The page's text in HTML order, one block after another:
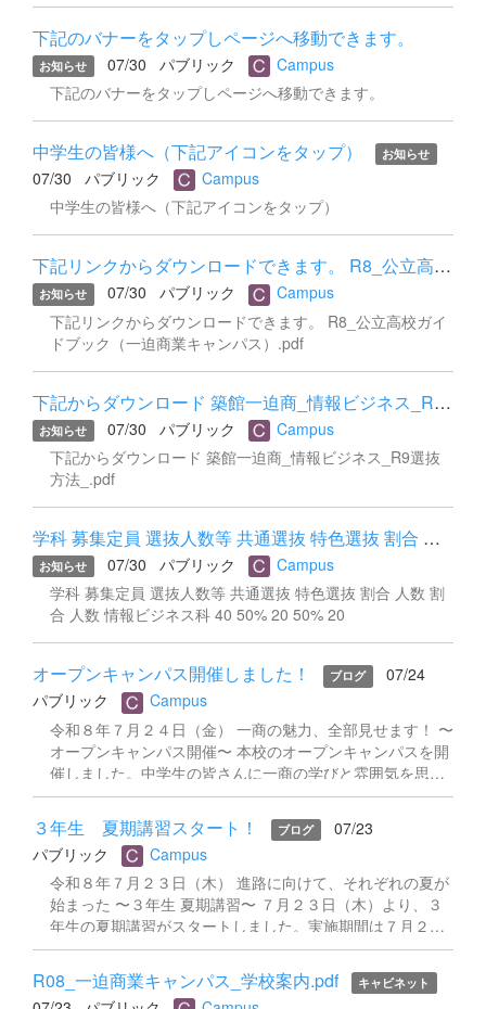
入れてくださった事業所の皆さま、お忙しい中ご対応いた
だき誠にありがとうございました。 第２回インターンシッ
プ（11月実施）に向けて、生徒たちはさらに成長した姿で
お世話になります。 引き続きどうぞよろしくお願いいたし
ます。
下記のバナーをタップしページへ移動できます。
お知らせ 07/30 パブリック
Campus
下記のバナーをタップしページへ移動できます。
中学生の皆様へ（下記アイコンをタップ） お知らせ
07/30 パブリック
Campus
中学生の皆様へ（下記アイコンをタップ）
下記リンクからダウンロードできます。 R8_公立高校ガイドブック...
お知らせ 07/30 パブリック
Campus
下記リンクからダウンロードできます。 R8_公立高校ガイ
ドブック（一迫商業キャンパス）.pdf
下記からダウンロード 築館一迫商_情報ビジネス_R9選抜方法_.pdf
お知らせ 07/30 パブリック
Campus
下記からダウンロード 築館一迫商_情報ビジネス_R9選抜
方法_.pdf
学科 募集定員 選抜人数等 共通選抜 特色選抜 割合 人数 割合...
お知らせ 07/30 パブリック
Campus
学科 募集定員 選抜人数等 共通選抜 特色選抜 割合 人数 割
合 人数 情報ビジネス科 40 50% 20 50% 20
オープンキャンパス開催しました！ ブログ
07/24
パブリック
Campus
令和８年７月２４日（金） 一商の魅力、全部見せます！ 〜
オープンキャンパス開催〜 本校のオープンキャンパスを開
催しました。中学生の皆さんに一商の学びと雰囲気を思う
存分体験していただける一日となりました。 学校説明では
商業科目の魅力と学びの内容をご紹介し、生徒会から行事
説明、その後は在校生と一緒に校舎見学を行いました。体
験授業は２コースを用意。 「地域デザイン」では、カント
リーサインを題材に地域の魅力をデザインで表現する授業
を体験。 「プログラミング」では、テトリスのソースコー
ドを実際に修正し、色合いや落下速度を自分好みに改変す
るという本格的な内容に、参加者の皆さんも夢中で取り組
んでいました。 締めくくりは生徒が自ら制作した部活動紹
介動画。在校生のリアルな声と映像が、一商の日常をいき
３年生 夏期講習スタート！ ブログ
07/23
パブリック
Campus
令和８年７月２３日（木） 進路に向けて、それぞれの夏が
始まった 〜３年生 夏期講習〜 ７月２３日（木）より、３
年生の夏期講習がスタートしました。実施期間は７月２９
日（水）まで。就職希望者・進学希望者それぞれが、自分
の進路に向けて真剣に取り組んでいます。 ■ 就職希望者 〜
履歴書・作文・面接・SPI対策〜 就職希望の生徒たちは、
R08_一迫商業キャンパス_学校案内.pdf キャビネット